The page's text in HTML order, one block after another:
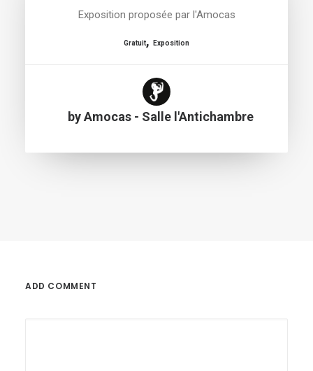
Exposition proposée par l'Amocas
Gratuit, Exposition
by Amocas - Salle l'Antichambre
ADD COMMENT